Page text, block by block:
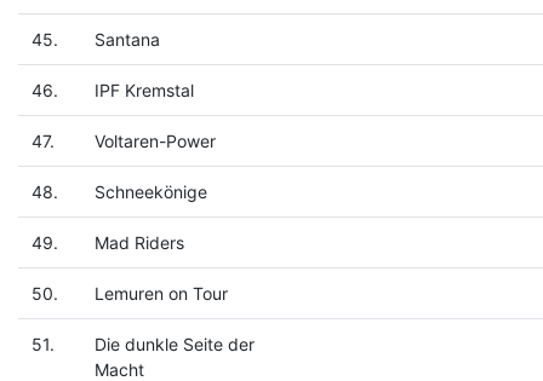
45. Santana
46. IPF Kremstal
47. Voltaren-Power
48. Schneekönige
49. Mad Riders
50. Lemuren on Tour
51.
Die dunkle Seite der
Macht